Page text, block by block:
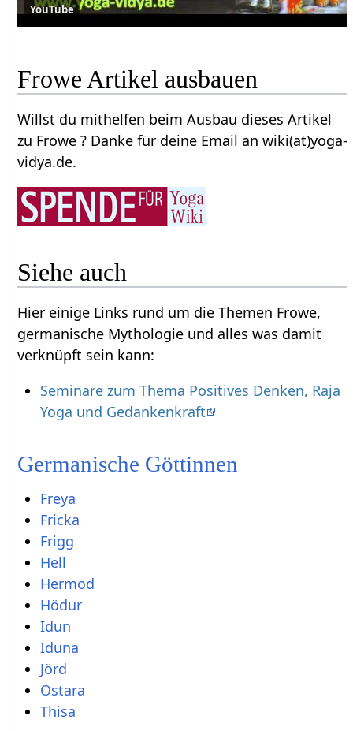
YouTube
Frowe Artikel ausbauen
Willst du mithelfen beim Ausbau dieses Artikel
zu Frowe ? Danke für deine Email an wiki(at)yoga-
vidya.de.
Siehe auch
Hier einige Links rund um die Themen Frowe,
germanische Mythologie und alles was damit
verknüpft sein kann:
Seminare zum Thema Positives Denken, Raja
Yoga und Gedankenkraft
Germanische Göttinnen
Freya
Fricka
Frigg
Hell
Hermod
Hödur
Idun
Iduna
Jörd
Ostara
Thisa